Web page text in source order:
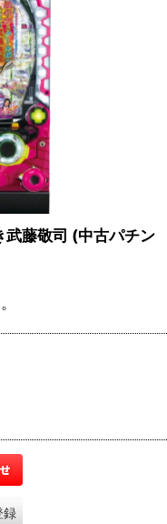
武藤敬司 (中古パチン
録